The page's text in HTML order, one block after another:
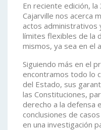
En reciente edición,
Cajarville nos acerca
actos administrativos
límites flexibles de la
mismos, ya sea en el
Siguiendo más en el
encontramos todo lo
del Estado, sus
las Constituciones,
derecho a la defensa
conclusiones de
en una investigación